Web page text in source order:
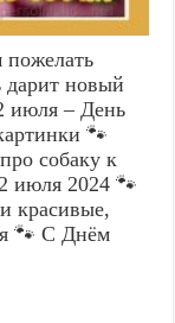
дарит новый
июля – День
🐾
собаку к
июля 2024 🐾
красивые,
🐾 С Днём